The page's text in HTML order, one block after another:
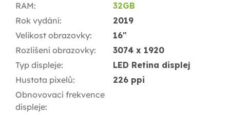
RAM:
32GB
Rok vydání:
2019
Velikost obrazovky:
16"
Rozlišení obrazovky:
3074 x 1920
Typ displeje:
LED Retina displej
Hustota pixelů:
226 ppi
Obnovovací frekvence
displeje: